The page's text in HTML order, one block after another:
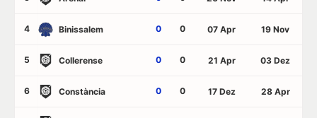
4 Binissalem 0 0 07 Apr 19 Nov
5 Collerense 0 0 21 Apr 03 Dez
6 Constància 0 0 17 Dez 28 Apr